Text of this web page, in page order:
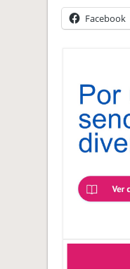
Facebook